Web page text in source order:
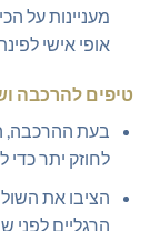
מעניינות על
אופי אישי
טיפים להרכבה
בעת ההרכבה,
לחוזק יתר כדי
הציבו את
הרגליים לפני